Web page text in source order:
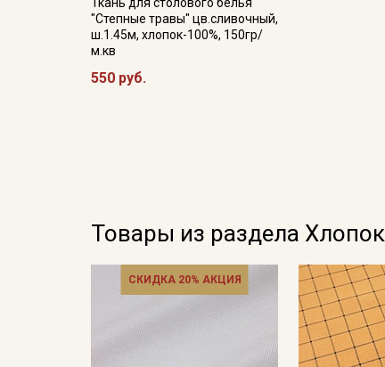
"Степные травы" цв.сливочный,
ш.1.45м, хлопок-100%, 150гр/
м.кв
550 руб.
Товары из раздела Хлопок
СКИДКА 20% АКЦИЯ